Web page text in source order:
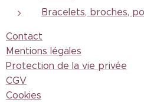
Bracelets, broches,
Contact
Mentions légales
Protection de la vie privée
CGV
Cookies